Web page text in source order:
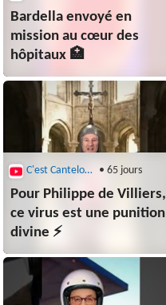
Bardella envoyé en
mission au cœur des
hôpitaux 🏥
C'est Canteloup • 65 jours
Pour Philippe de Villiers,
ce virus est une punition
divine ⚡